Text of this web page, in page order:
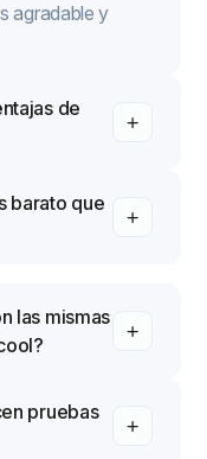
agradable y
de
barato que
las mismas
pruebas